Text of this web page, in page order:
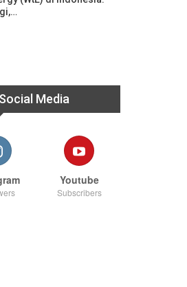
Media
Youtube
Subscribers